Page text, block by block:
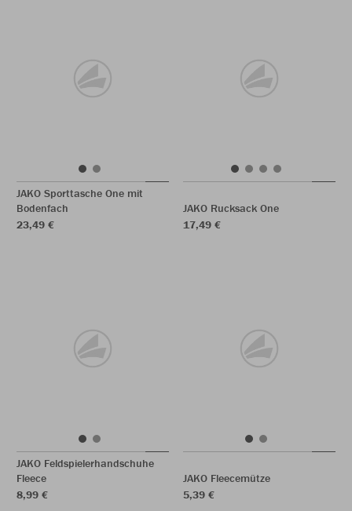
JAKO Sporttasche One mit
Bodenfach
23,49 €
JAKO Rucksack One
17,49 €
JAKO Feldspielerhandschuhe
Fleece
8,99 €
JAKO Fleecemütze
5,39 €